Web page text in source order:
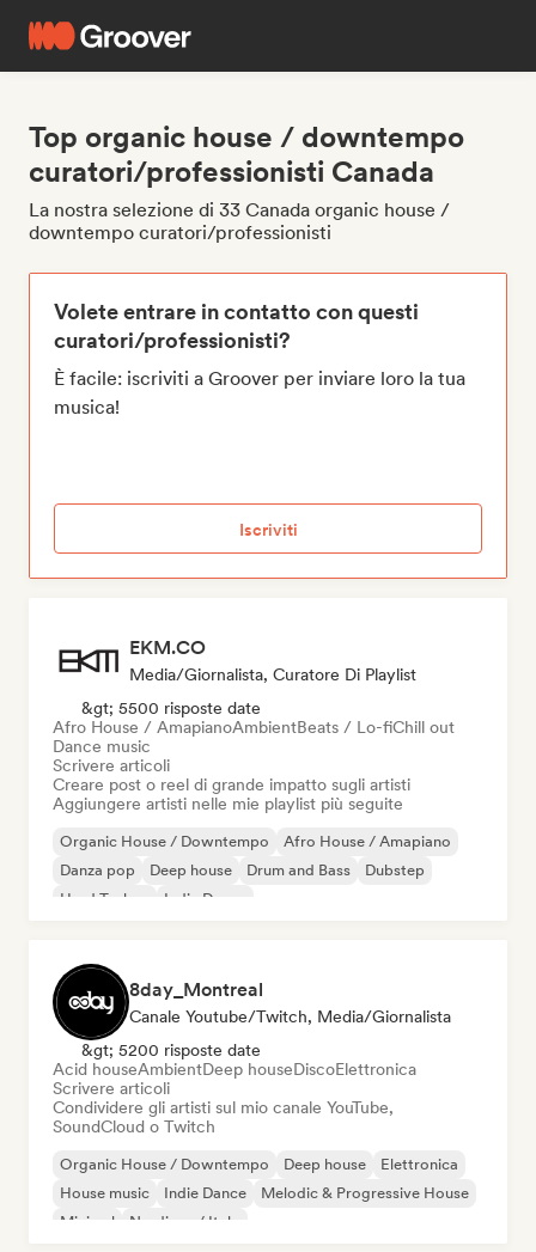
Top organic house / downtempo
curatori/professionisti Canada
La nostra selezione di 33 Canada organic house /
downtempo curatori/professionisti
Volete entrare in contatto con questi
curatori/professionisti?
È facile: iscriviti a Groover per inviare loro la tua
musica!
Iscriviti
EKM.CO
Media/Giornalista, Curatore Di Playlist
&gt; 5500 risposte date
Afro House / AmapianoAmbientBeats / Lo-fiChill out
Dance music
Scrivere articoli
Creare post o reel di grande impatto sugli artisti
Aggiungere artisti nelle mie playlist più seguite
Organic House / Downtempo
Afro House / Amapiano
Danza pop
Deep house Drum and Bass
Dubstep
Hard Techno
Indie Dance
8day_Montreal
Canale Youtube/Twitch, Media/Giornalista
&gt; 5200 risposte date
Acid houseAmbientDeep houseDiscoElettronica
Scrivere articoli
Condividere gli artisti sul mio canale YouTube,
SoundCloud o Twitch
Organic House / Downtempo Deep house
Elettronica
House music
Indie Dance
Melodic & Progressive House
Minimal
Nu-disco / Italo